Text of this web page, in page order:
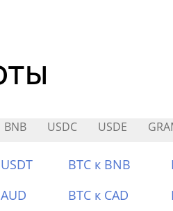
BNB USDC USDE
BTC к BNB
BTC к CAD